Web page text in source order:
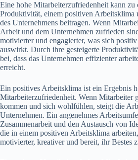
Eine hohe Mitarbeiterzufriedenheit kann zu
Produktivität, einem positiven Arbeitsklima
des Unternehmens beitragen. Wenn
Arbeit und dem Unternehmen zufrieden
motivierter und engagierter, was sich
auswirkt. Durch ihre gesteigerte
bei, dass das Unternehmen effizienter
erreicht.
Ein positives Arbeitsklima ist ein Ergebnis
Mitarbeiterzufriedenheit. Wenn Mitarbeiter
kommen und sich wohlfühlen, steigt die
Unternehmen. Ein angenehmes
Zusammenarbeit und den Austausch von
die in einem positiven Arbeitsklima
motivierter, kreativer und bereit, ihr Bestes